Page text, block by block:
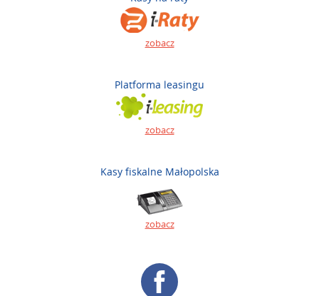
zobacz
Platforma leasingu
zobacz
Kasy fiskalne Małopolska
zobacz